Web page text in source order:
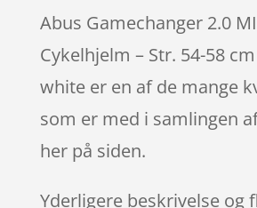
mmelser
Abus Gamechanger 2.0
Cykelhjelm – Str. 54-58
white er en af de mange
som er med i samlingen
her på siden.
Yderligere beskrivelse og